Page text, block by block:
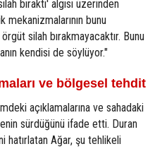
bıraktı' algısı üzerinden
bunu
silah bırakmayacaktır. Bunu
kendisi de söylüyor."
ve bölgesel tehdit
açıklamalarına ve sahadaki
sürdüğünü ifade etti. Duran
hatırlatan Ağar, şu tehlikeli